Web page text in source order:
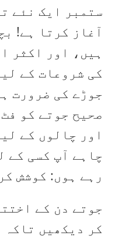
ستمبر ایک نئے
آغاز کرتا ہے!
ہیں، اور اکثر
کی شروعات کے
جوڑے کی ضرورت
صحیح جوتے کو
اور چالوں کے
چاہے آپ کسی کے
رہے ہوں: کوشش
جوتے دن کے
کر دیکھیں تاکہ